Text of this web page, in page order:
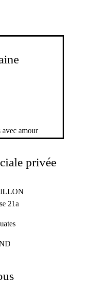
avec amour
privée
21a